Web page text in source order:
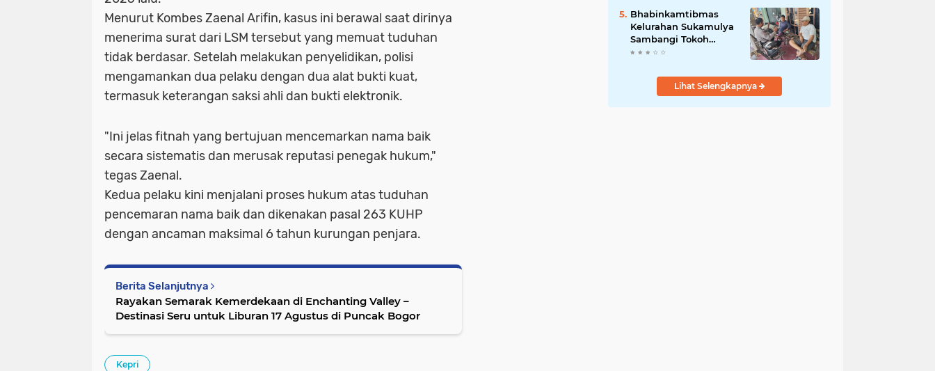
Menurut Kombes Zaenal Arifin, kasus ini berawal saat dirinya
menerima surat dari LSM tersebut yang memuat tuduhan
tidak berdasar. Setelah melakukan penyelidikan, polisi
mengamankan dua pelaku dengan dua alat bukti kuat,
termasuk keterangan saksi ahli dan bukti elektronik.
"Ini jelas fitnah yang bertujuan mencemarkan nama baik
secara sistematis dan merusak reputasi penegak hukum,"
tegas Zaenal.
Kedua pelaku kini menjalani proses hukum atas tuduhan
pencemaran nama baik dan dikenakan pasal 263 KUHP
dengan ancaman maksimal 6 tahun kurungan penjara.
Berita Selanjutnya
Rayakan Semarak Kemerdekaan di Enchanting Valley –
Destinasi Seru untuk Liburan 17 Agustus di Puncak Bogor
Kepri
Bhabinkamtibmas
Kelurahan Sukamulya
Sambangi Tokoh
Masyarakat, Perkuat
Kamtibmas
Lihat Selengkapnya